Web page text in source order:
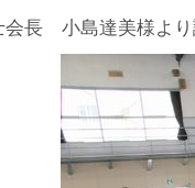
長 小島達美様より